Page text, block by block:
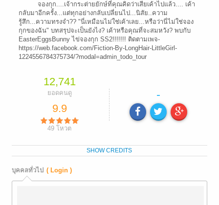
จองกุก....เจ้ากระต่ายยักษ์ที่คุณคิดว่าเสียเค้าไปแล้ว.... เค้า
กลับมาอีกครั้ง...แต่ทุกอย่างกลับเปลี่ยนไป...นิสัย..ความ
รู้สึก...ความทรงจำ?? "นี่เหมือนไม่ใช่เค้าเลย...หรือว่านี่ไม่ใช่จอง
กุกของฉัน" บทสรุปจะเป็นยังไง? เค้าหรือคุณที่จะสมหวัง? พบกับ
EasterEggsBunny ไข่จองกุก SS2!!!!!!! ติดตามเพจ-
https://web.facebook.com/Fiction-By-LongHair-LittleGirl-
1224556784375734/?modal=admin_todo_tour
12,741
ยอดคนดู
9.9
49 โหวต
-
SHOW CREDITS
บุคคลทั่วไป ( Login )